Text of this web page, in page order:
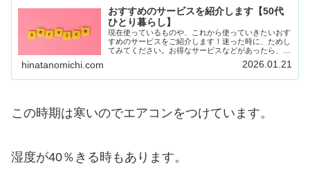
おすすめのサービスを紹介します【50代
ひとり暮らし】
現在使っているものや、これから使っていきたいおす
すめのサービスをご紹介します！迷った時に、ためし
てみてください。お得なサービスなどがあったら、随
時載せていきます！Amazon prime (アマゾンプラ
イム) 30日間の無料体験ができます。…
hinatanomichi.com 2026.01.21
この時期は寒いのでエアコンをつけています。
湿度が40％きる時もあります。